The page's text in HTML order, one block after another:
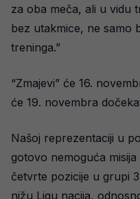
za oba meča, ali u vidu
bez utakmice, ne samo
treninga.”
“Zmajevi” će 16.
će 19. novembra
Našoj reprezentaciji u
gotovo nemoguća
četvrte pozicije u grupi
nižu Ligu nacija,